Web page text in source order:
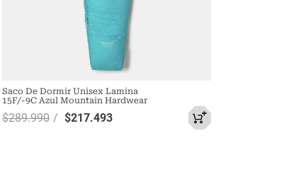
Saco De Dormir Unisex Lamina
15F/-9C Azul Mountain Hardwear
$289.990 $217.493